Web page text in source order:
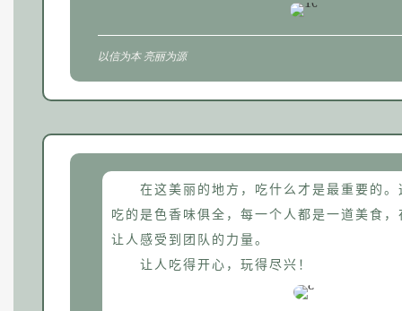
以信为本 亮丽为源
在这美丽的地方，吃什么才是最重要的
吃的是色香味俱全，每一个人都是一道美食
让人感受到团队的力量。
让人吃得开心，玩得尽兴！